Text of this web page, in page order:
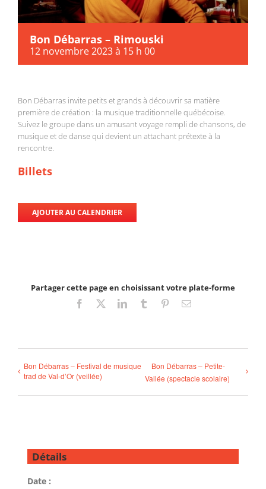
Bon Débarras – Rimouski
12 novembre 2023 à 15 h 00
Bon Débarras invite petits et grands à découvrir sa matière
première de création : la musique traditionnelle québécoise.
Suivez le groupe dans un amusant voyage rempli de chansons, de
musique et de danse qui devient un attachant prétexte à la
rencontre.
Billets
AJOUTER AU CALENDRIER
Partager cette page en choisissant votre plate-forme
Facebook LinkedInTumblr PinterestEmail
Bon Débarras – Festival de musique
trad de Val-d’Or (veillée)
Bon Débarras – Petite-
Vallée (spectacle scolaire)
Détails
Date :